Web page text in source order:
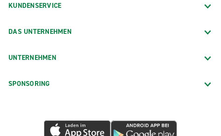
KUNDENSERVICE
DAS UNTERNEHMEN
UNTERNEHMEN
SPONSORING